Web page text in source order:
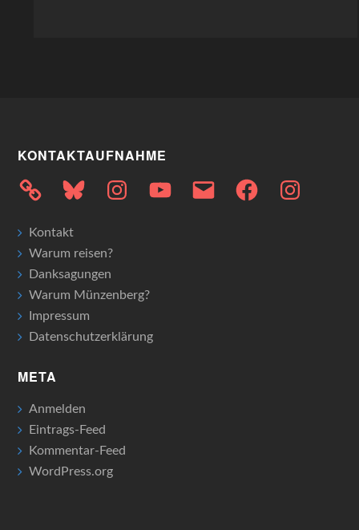
KONTAKTAUFNAHME
Bluesky InstagramYouTubeE-
Mail
FacebookInstagram
Kontakt
Warum reisen?
Danksagungen
Warum Münzenberg?
Impressum
Datenschutzerklärung
META
Anmelden
Eintrags-Feed
Kommentar-Feed
WordPress.org